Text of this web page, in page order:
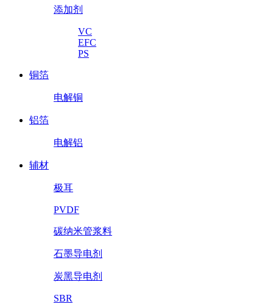
添加剂
VC
EFC
PS
铜箔
电解铜
铝箔
电解铝
辅材
极耳
PVDF
碳纳米管浆料
石墨导电剂
炭黑导电剂
SBR